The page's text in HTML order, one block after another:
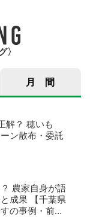
月 間
解？ 穂いも
ン散布・委託
農家自身が語
成果 【千葉県
の事例・前